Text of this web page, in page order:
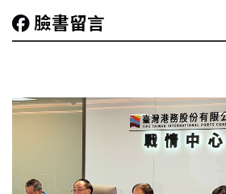
臉書留言